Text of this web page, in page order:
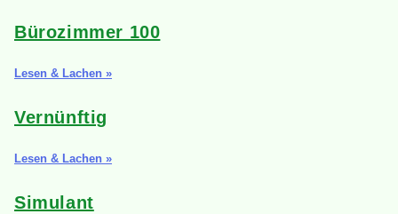
Bürozimmer 100
Lesen & Lachen »
Vernünftig
Lesen & Lachen »
Simulant